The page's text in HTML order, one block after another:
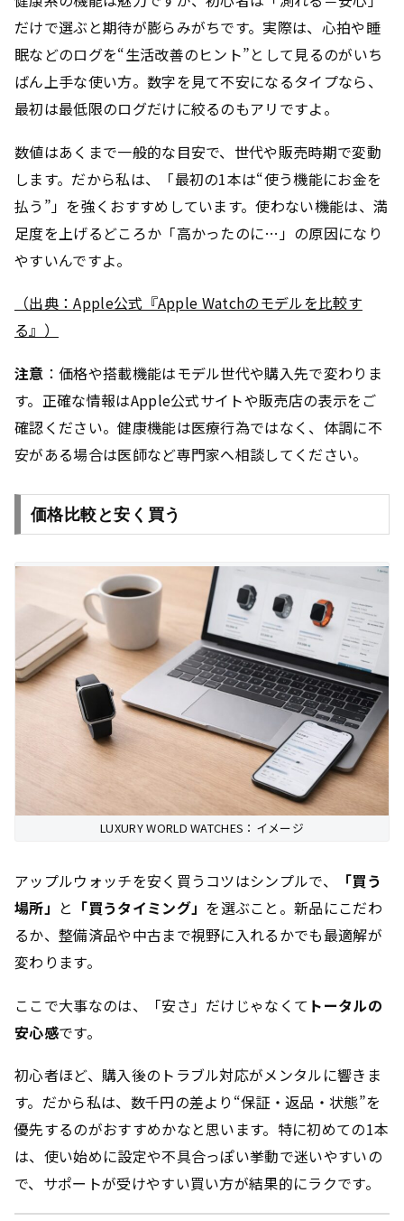
だけで選ぶと期待が膨らみがちです。実際は、心拍や睡
眠などのログを“生活改善のヒント”として見るのがいち
ばん上手な使い方。 数字を見て不安になるタイプなら、
最初は最低限のログだけに絞るのもアリですよ。
数値はあくまで一般的な目安で、世代や販売時期で変動
します。だから私は、
「最初の1本は“使う機能にお金を
払う”」 を強くおすすめしています。使わない機能は、満
足度を上げるどころか「高かったのに…」の原因になり
やすいんですよ。
（出典：Apple公式『Apple Watchのモデルを比較す
る』）
注意 ：価格や搭載機能はモデル世代や購入先で変わりま
す。正確な情報はApple公式サイトや販売店の表示をご
確認ください。健康機能は医療行為ではなく、体調に不
安がある場合は医師など専門家へ相談してください。
価格比較と安く買う
LUXURY WORLD WATCHES：イメージ
アップルウォッチを安く買うコツはシンプルで、
「買う
場所」 と 「買うタイミング」 を選ぶこと。新品にこだわ
るか、整備済品や中古まで視野に入れるかでも最適解が
変わります。
ここで大事なのは、「安さ」だけじゃなくて トータルの
安心感です。
初心者ほど、購入後のトラブル対応がメンタルに響きま
す。だから私は、 数千円の差より“保証・返品・状態”を
優先するのがおすすめかなと思います。特に初めての1本
は、使い始めに設定や不具合っぽい挙動で迷いやすいの
で、サポートが受けやすい買い方が結果的にラクです。